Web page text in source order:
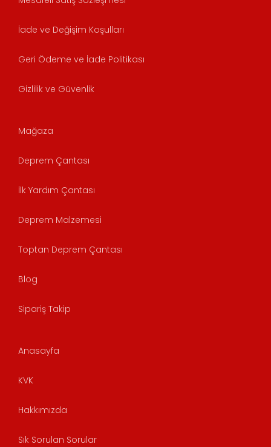
İade ve Değişim Koşulları
Geri Ödeme ve İade Politikası
Gizlilik ve Güvenlik
Mağaza
Deprem Çantası
İlk Yardım Çantası
Deprem Malzemesi
Toptan Deprem Çantası
Blog
Sipariş Takip
Anasayfa
KVK
Hakkımızda
Sık Sorulan Sorular